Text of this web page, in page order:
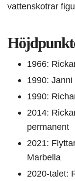
vattenskotrar
1966:
1990:
1990:
2014:
permanent
2021:
Marbella
2020-talet: